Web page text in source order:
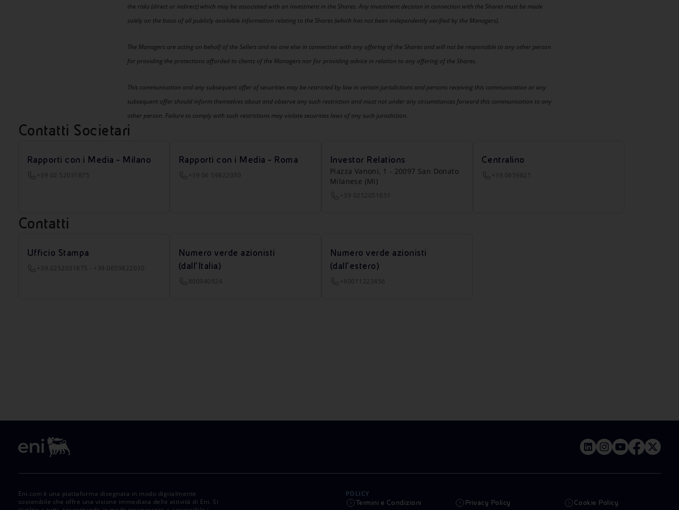
the risks (direct or indirect) which may be associated with an investment in the Shares. Any investment decision in connection with the Shares must be made
solely on the basis of all publicly available information relating to the Shares (which has not been independently verified by the Managers).
The Managers are acting on behalf of the Sellers and no one else in connection with any offering of the Shares and will not be responsible to any other person
for providing the protections afforded to clients of the Managers nor for providing advice in relation to any offering of the Shares.
This communication and any subsequent offer of securities may be restricted by law in certain jurisdictions and persons receiving this communication or any
subsequent offer should inform themselves about and observe any such restriction and must not under any circumstances forward this communication to any
other person. Failure to comply with such restrictions may violate securities laws of any such jurisdiction.
Contatti Societari
Rapporti con i Media - Milano
+39 02 52031875
Rapporti con i Media - Roma
+39 06 59822030
Investor Relations
Piazza Vanoni, 1 - 20097 San Donato
Milanese (MI)
+39 0252051651
Centralino
+39.0659821
Contatti
Ufficio Stampa
+39.0252031875 - +39.0659822030
Numero verde azionisti
(dall’Italia)
800940924
Numero verde azionisti
(dall’estero)
+80011223456
Eni.com è una piattaforma disegnata in modo digitalmente
sostenibile che offre una visione immediata delle attività di Eni. Si
POLICY
Termini e Condizioni Privacy Policy Cookie Policy